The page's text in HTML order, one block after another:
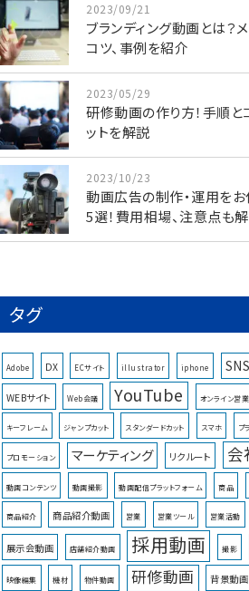
2023/09/21
ブランディング動画とは？
コツ、事例を紹介
2023/05/29
研修動画の作り方！手順と
ットを解説
2023/10/23
動画広告の制作・運用を
5選！費用相場、注意点も
タグ
Adobe DX ECサイト illustrator iphone SNS
WEBサイト Web会議 YouTube オンライン営業
キーフレーム ジャンプカット スタンダードカット スマホ プ
プロモーション マーケティング リクルート 会
動画コンテンツ 動画撮影 動画配信プラットフォーム 商品
商品紹介 商品紹介動画 営業 営業ツール 営業活動
展示会動画 店舗紹介動画 採用動画 撮影
映像編集 機材 物件動画 研修動画 背景動画